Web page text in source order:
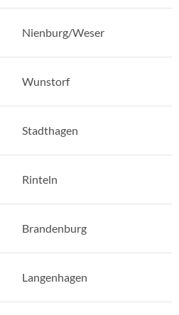
Nienburg/Weser
Wunstorf
Stadthagen
Rinteln
Brandenburg
Langenhagen